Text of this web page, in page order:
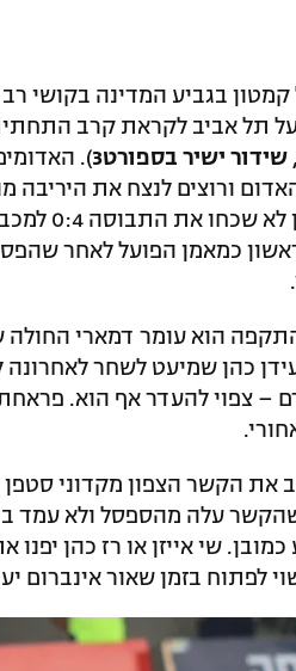
בגביע המדינה בקושי רב
תל אביב לקראת קרב
ורוצים לנצח את היריבה
השני
כמאמן הפועל לאחר
הוא עומר דמארי
עידן כהן שמיעט לשחר
– צפוי להעדר אף הוא.
את הקשר הצפון מקדוני
עלה מהספסל ולא עמד
שי אייזן או רז כהן
לפתוח בזמן שאור אינברום